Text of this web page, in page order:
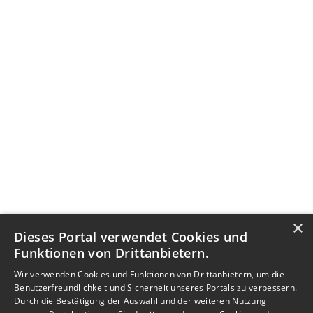
×
Dieses Portal verwendet Cookies und
Funktionen von Drittanbietern.
Wir verwenden Cookies und Funktionen von Drittanbietern, um die
Benutzerfreundlichkeit und Sicherheit unseres Portals zu verbessern.
Durch die Bestätigung der Auswahl und der weiteren Nutzung